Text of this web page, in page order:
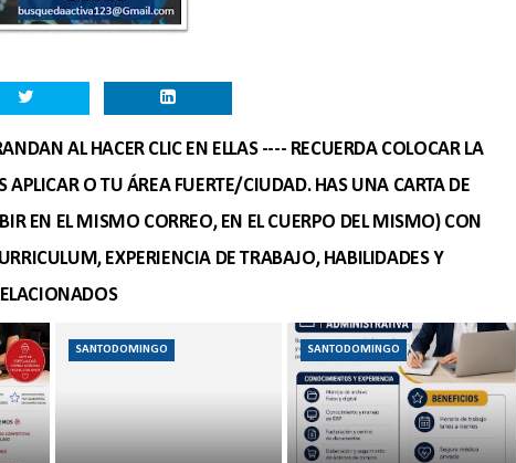
AL HACER CLIC EN ELLAS ---- RECUERDA COLOCAR LA
APLICAR O TU ÁREA FUERTE/CIUDAD. HAS UNA CARTA DE
EN EL MISMO CORREO, EN EL CUERPO DEL MISMO) CON
EXPERIENCIA DE TRABAJO, HABILIDADES Y
SANTODOMINGO SANTODOMINGO